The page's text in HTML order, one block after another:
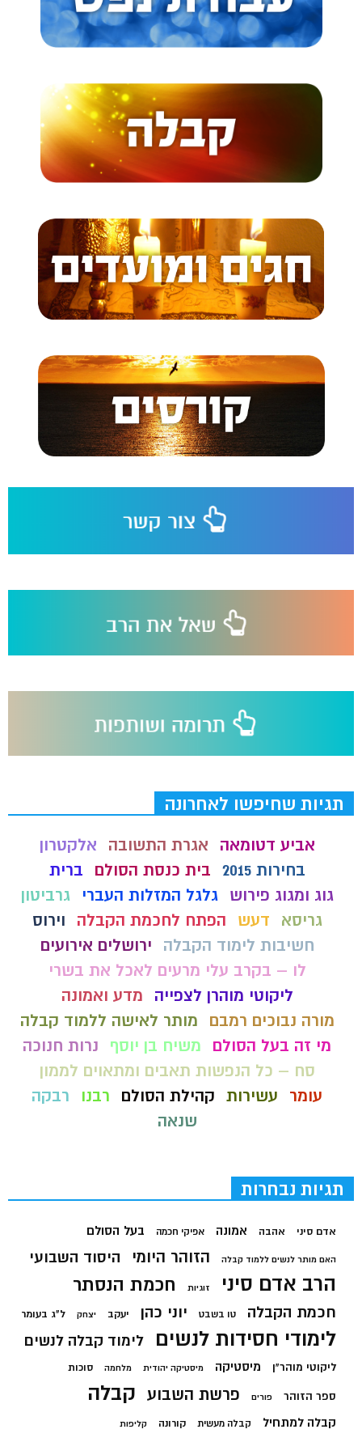
תגיות שחיפשו לאחרונה
אביע דטומאה אגרת התשובה
אלקטרון
בחירות 2015
בית כנסת הסולם
ברית
גוג ומגוג פירוש
גלגל המזלות העברי
גרביטון
גריסא
דעש הפתח לחכמת הקבלה
וירוס
חשיבות לימוד הקבלה
ירושלים אירועים
לו – בקרב עלי מרעים לאכל את בשרי
ליקוטי מוהרן לצפייה
מדע ואמונה
מורה נבוכים רמבם
מותר לאישה ללמוד קבלה
מי זה בעל הסולם
משיח בן יוסף
נרות חנוכה
סח – כל הנפשות תאבים ומתאוים לממון
עומר
עשירות קהילת הסולם רבנו
רבקה
שנאה
תגיות נבחרות
אדם סיני אהבה אמונה אפיקי חכמה בעל הסולם
האם מותר לנשים ללמוד קבלה הזוהר היומי היסוד השבועי
הרב אדם סיני זוגיות חכמת הנסתר
חכמת הקבלה טו בשבט יוני כהן יעקב יצחק ל"ג בעומר
לימודי חסידות לנשים לימוד קבלה לנשים
ליקוטי מוהר"ן מיסטיקה מיסטיקה יהודית מלחמה סוכות
ספר הזוהר פורים פרשת השבוע קבלה
קבלה למתחיל קבלה מעשית קורונה קליפות